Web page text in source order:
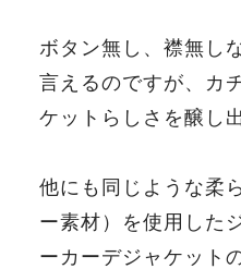
ボタン無し、襟無し
言えるのですが、カ
ケットらしさを醸し
他にも同じような柔
ー素材）を使用した
ーカーデジャケット